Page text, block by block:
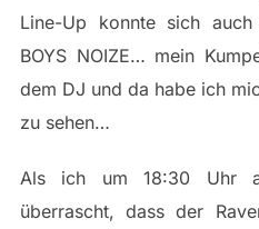
Line-Up konnte sich
BOYS NOIZE… mein
dem DJ und da habe ich
zu sehen…
Als ich um 18:30 Uhr
überrascht, dass der